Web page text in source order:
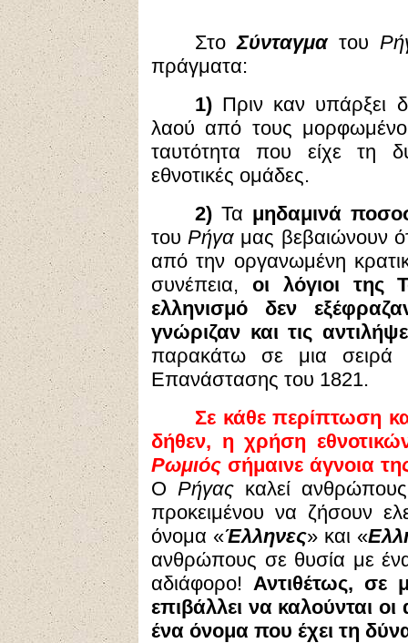
ΣτοΣύνταγματου
πράγματα:
1) Πριν καν υπάρξει
λαού από τους
ταυτότητα που είχε τη
εθνοτικές ομάδες.
2) Τα μηδαμινά
τουΡήγα μας βεβαιώνουν
από την οργανωμένη
συνέπεια, οι λόγιοι της
ελληνισμό δεν
γνώριζαν και τις
παρακάτω σε μια σειρά
Επανάστασης του 1821.
Σε κάθε περίπτωση
δήθεν, η χρήση
Ρωμιός σήμαινε άγνοια
Ο Ρήγας καλεί
προκειμένου να ζήσουν
όνομα «Έλληνες» και «
ανθρώπους σε θυσία με
αδιάφορο! Αντιθέτως, σε
επιβάλλει να καλούνται
ένα όνομα που έχει τη